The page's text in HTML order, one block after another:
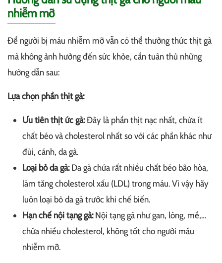
nhiễm mỡ
Để người bị máu nhiễm mỡ vẫn có thể thưởng thức thịt gà
mà không ảnh hưởng đến sức khỏe, cần tuân thủ những
hướng dẫn sau:
Lựa chọn phần thịt gà:
Ưu tiên thịt ức gà:Đây là phần thịt nạc nhất, chứa ít
chất béo và cholesterol nhất so với các phần khác như
đùi, cánh, da gà.
Loại bỏ da gà:Da gà chứa rất nhiều chất béo bão hòa,
làm tăng cholesterol xấu (LDL) trong máu. Vì vậy hãy
luôn loại bỏ da gà trước khi chế biến.
Hạn chế nội tạng gà:Nội tạng gà như gan, lòng, mề,…
chứa nhiều cholesterol, không tốt cho người máu
nhiễm mỡ.